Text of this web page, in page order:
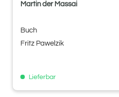
Martin der Massai
Buch
Fritz Pawelzik
Lieferbar